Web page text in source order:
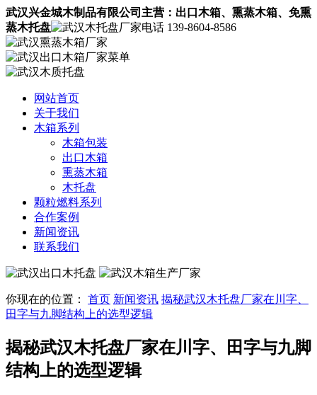
武汉兴金城木制品有限公司主营： 出口木箱、熏蒸木箱、 免熏
蒸木托盘
139-8604-8586
网站首页
关于我们
木箱系列
木箱包装
出口木箱
熏蒸木箱
木托盘
颗粒燃料系列
合作案例
新闻资讯
联系我们
你现在的位置： 首页 新闻资讯 揭秘武汉木托盘厂家在川字、
田字与九脚结构上的选型逻辑
揭秘武汉木托盘厂家在川字、田字与九脚
结构上的选型逻辑